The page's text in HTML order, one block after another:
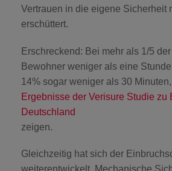
Vertrauen in die eigene Sicherheit
erschüttert.
Erschreckend: Bei mehr als 1/5
Bewohner weniger als eine
14% sogar weniger als 30 Minuten
Ergebnisse der Verisure Studie zu
Deutschland
zeigen.
Gleichzeitig hat sich der
weiterentwickelt. Mechanische